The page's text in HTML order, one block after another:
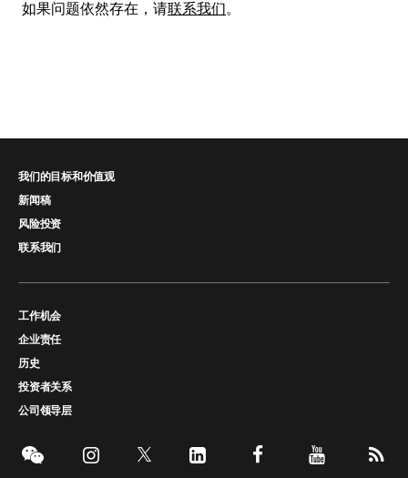
如果问题依然存在，请联系我们。
我们的目标和价值观
新闻稿
风险投资
联系我们
工作机会
企业责任
历史
投资者关系
公司领导层